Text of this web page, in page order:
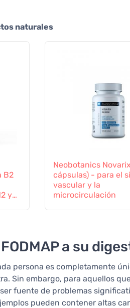
naturales
B2
y
Neobotanics
cápsulas) - para el
vascular y la
microcirculación
a su
persona es completamente
Sin embargo, para aquellos
fuente de problemas
pueden contener altas